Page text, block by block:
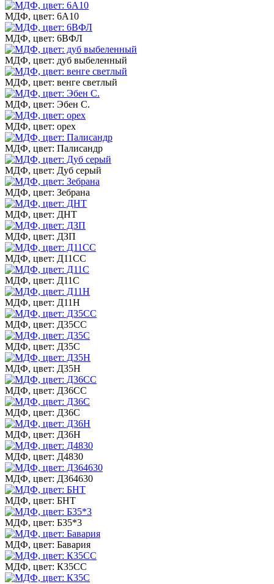
МДФ, цвет: 6А10
МДФ, цвет: 6ВФЛ
МДФ, цвет: дуб выбеленный
МДФ, цвет: венге светлый
МДФ, цвет: Эбен С.
МДФ, цвет: орех
МДФ, цвет: Палисандр
МДФ, цвет: Дуб серый
МДФ, цвет: Зебрана
МДФ, цвет: ДНТ
МДФ, цвет: ДЗП
МДФ, цвет: Д11СС
МДФ, цвет: Д11С
МДФ, цвет: Д11Н
МДФ, цвет: Д35СС
МДФ, цвет: Д35С
МДФ, цвет: Д35Н
МДФ, цвет: Д36СС
МДФ, цвет: Д36С
МДФ, цвет: Д36Н
МДФ, цвет: Д4830
МДФ, цвет: Д364630
МДФ, цвет: БНТ
МДФ, цвет: Б35*3
МДФ, цвет: Бавария
МДФ, цвет: К35СС